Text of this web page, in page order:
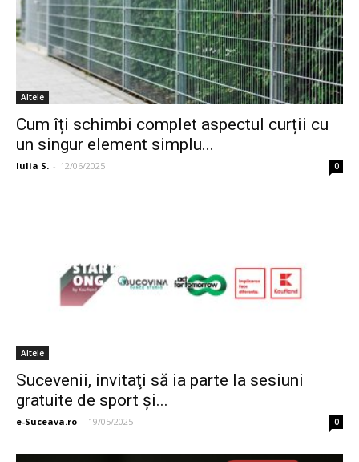
Altele
Cum îți schimbi complet aspectul curții cu
un singur element simplu...
Iulia S. - 12/06/2025 0
Altele
Sucevenii, invitaţi să ia parte la sesiuni
gratuite de sport şi...
e-Suceava.ro - 19/05/2025 0